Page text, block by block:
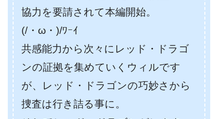
協力を要請されて本編開始。
(/・ω・)/ﾜｰｲ
共感能力から次々にレッド・ドラゴ
ンの証拠を集めていくウィルです
が、レッド・ドラゴンの巧妙さから
捜査は行き詰る事に。